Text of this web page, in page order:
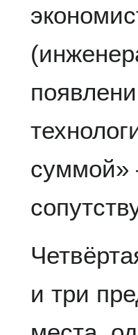
суммой»
и три